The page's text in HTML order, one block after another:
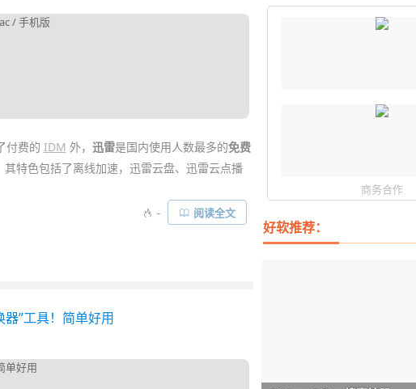
付费的 IDM 外， 迅雷是国内使用人数最多的免费
其特色包括了离线加速，迅雷云盘、迅雷云点播
且针对免费用户和付费的迅雷会员，在
- 阅读全文
”工具！简单好用
商务合作
好软推荐：